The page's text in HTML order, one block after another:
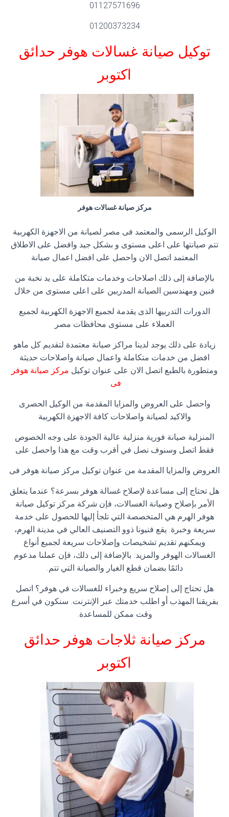
01127571696
01200373234
توكيل صيانة غسالات هوفر حدائق
اكتوبر
مركز صيانة غسالات هوفر
الوكيل الرسمى والمعتمد فى مصر لصيانة من الاجهزة الكهربية
تتم صيانتها على اعلى مستوى و بشكل جيد وافضل على الاطلاق
المعتمد اتصل الان واحصل على افضل اعمال صيانة
بالإضافة إلى ذلك اصلاحات وخدمات متكاملة على يد نخبة من
فنين ومهندسين الصيانة المدربين على اعلى مستوى من خلال
الدورات التدربيها الذى يقدمة لجميع الاجهزة الكهربية لجميع
العملاء على مستوى محافظات مصر
زيادة على ذلك يوجد لدينا مراكز صيانة معتمدة لتقديم كل ماهو
افضل من خدمات متكاملة واعمال صيانة واصلاحات حديثة
ومتطورة بالطبع اتصل الان على عنوان توكيل مركز صيانة هوفر
فى
واحصل على العروض والمزايا المقدمة من الوكيل الحصرى
والاكيد لصيانة واصلاحات كافة الاجهزة الكهربية
المنزلية صيانة فورية منزلية عالية الجودة على وجه الخصوص
فقط اتصل وسنوف نصل في أقرب وقت مع هذا واحصل على
العروض والمزايا المقدمة من عنوان توكيل مركز صيانة هوفر فى
هل تحتاج إلى مساعدة لإصلاح غسالة هوفر بسرعة؟ عندما يتعلق
الأمر بإصلاح وصيانة الغسالات، فإن شركة مركز توكيل صيانة
هوفر الهرم هي المتخصصة التي تلجأ إليها للحصول على خدمة
سريعة وخبرة. يقع فنيونا ذوو التصنيف العالي في مدينة الهرم،
ويمكنهم تقديم تشخيصات وإصلاحات سريعة لجميع أنواع
الغسالات الهوفر والمزيد. بالإضافة إلى ذلك، فإن عملنا مدعوم
دائمًا بضمان قطع الغيار والصيانة التي تتم.
هل تحتاج إلى إصلاح سريع وخبراء للغسالات في هوفر؟ اتصل
بفريقنا المهذب أو اطلب خدمتك عبر الإنترنت. سنكون في أسرع
وقت ممكن للمساعدة.
مركز صيانة ثلاجات هوفر حدائق
اكتوبر